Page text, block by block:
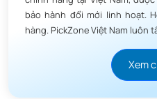
bảo hành đổi mới linh hoạt.
hàng. PickZone Việt Nam luôn
Xem